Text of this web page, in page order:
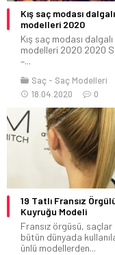
Kış saç modası
modelleri 2020
Kış saç modası
modelleri 2020 2020
–...
Saç
Saç Modelleri
18.04.2020
0
19 Tatlı Fransız
Kuyruğu Modeli
Fransız örgüsü, saçlar
bütün dünyada
ünlü modellerden...